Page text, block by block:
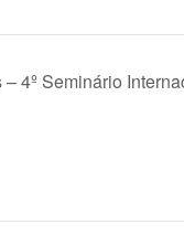
– 4º Seminário